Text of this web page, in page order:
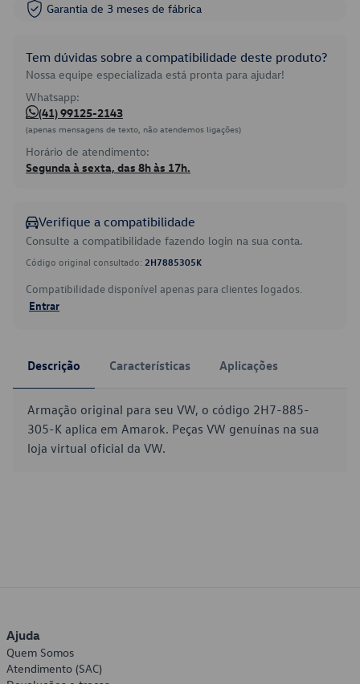
Garantia de 3 meses de fábrica
Tem dúvidas sobre a compatibilidade deste produto?
Nossa equipe especializada está pronta para ajudar!
Whatsapp:
(41) 99125-2143
(apenas mensagens de texto, não atendemos ligações)
Horário de atendimento:
Segunda à sexta, das 8h às 17h.
Verifique a compatibilidade
Consulte a compatibilidade fazendo login na sua conta.
Código original consultado: 2H7885305K
Compatibilidade disponível apenas para clientes logados.
Entrar
Descrição Características Aplicações
Armação original para seu VW, o código 2H7-885-
305-K aplica em Amarok. Peças VW genuínas na sua
loja virtual oficial da VW.
Ajuda
Quem Somos
Atendimento (SAC)